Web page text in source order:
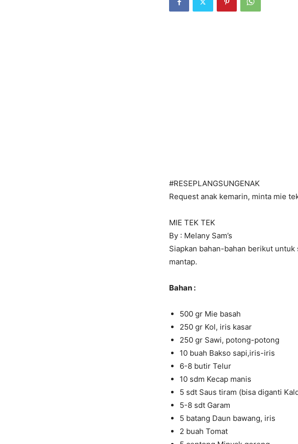
#RESEPLANGSUNGENAK
Request anak kemarin, minta mie
MIE TEK TEK
By : Melany Sam’s
Siapkan bahan-bahan berikut
mantap.
Bahan :
500 gr Mie basah
250 gr Kol, iris kasar
250 gr Sawi, potong-potong
10 buah Bakso sapi,iris-iris
6-8 butir Telur
10 sdm Kecap manis
5 sdt Saus tiram (bisa diganti
5-8 sdt Garam
5 batang Daun bawang, iris
2 buah Tomat